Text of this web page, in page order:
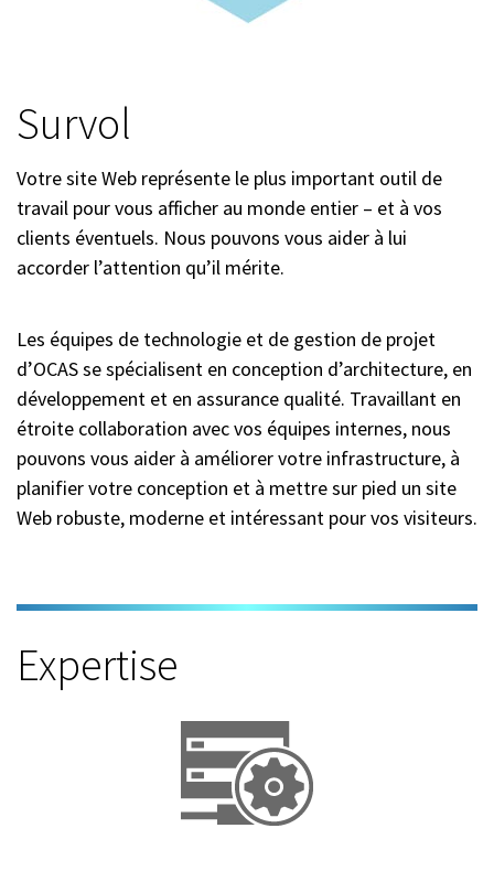
Survol
Votre site Web représente le plus important outil de
travail pour vous afficher au monde entier – et à vos
clients éventuels. Nous pouvons vous aider à lui
accorder l’attention qu’il mérite.
Les équipes de technologie et de gestion de projet
d’OCAS se spécialisent en conception d’architecture, en
développement et en assurance qualité. Travaillant en
étroite collaboration avec vos équipes internes, nous
pouvons vous aider à améliorer votre infrastructure, à
planifier votre conception et à mettre sur pied un site
Web robuste, moderne et intéressant pour vos visiteurs.
Expertise